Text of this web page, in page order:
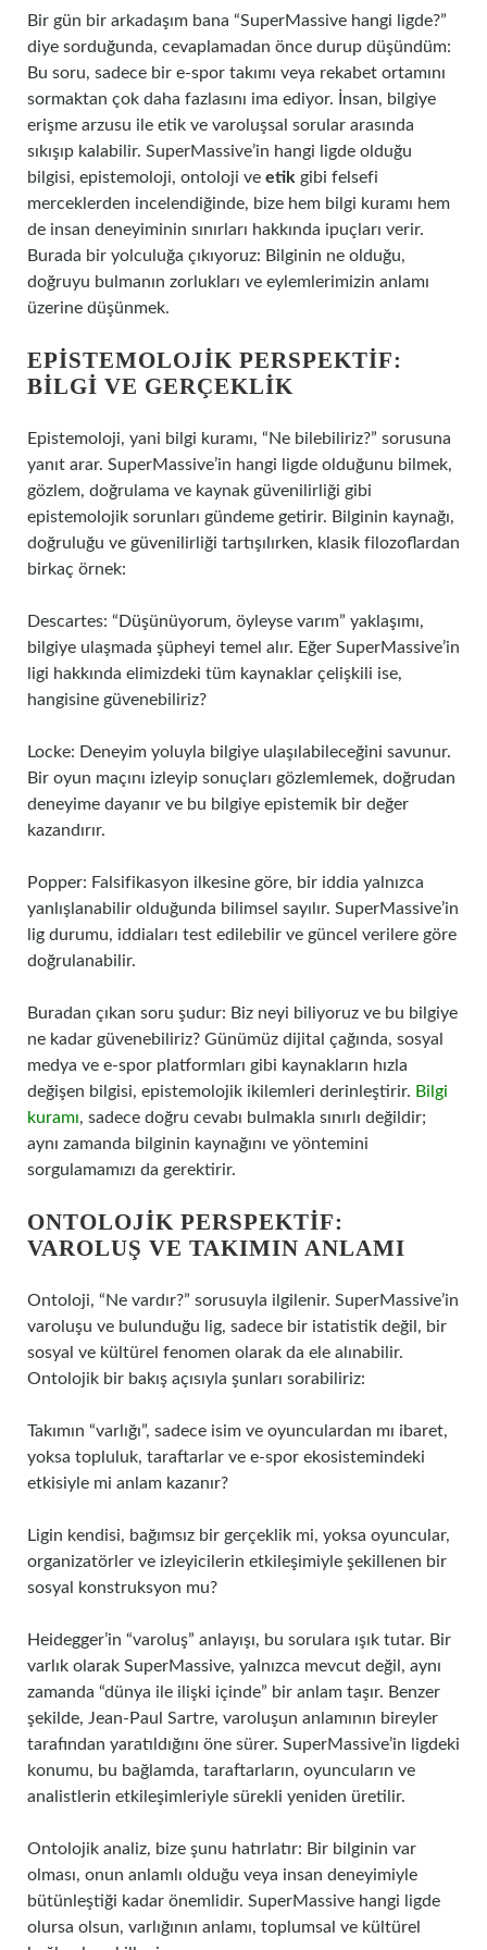
Bir gün bir arkadaşım bana “SuperMassive hangi ligde?”
diye sorduğunda, cevaplamadan önce durup düşündüm:
Bu soru, sadece bir e-spor takımı veya rekabet ortamını
sormaktan çok daha fazlasını ima ediyor. İnsan, bilgiye
erişme arzusu ile etik ve varoluşsal sorular arasında
sıkışıp kalabilir. SuperMassive’in hangi ligde olduğu
bilgisi, epistemoloji, ontoloji ve etik gibi felsefi
merceklerden incelendiğinde, bize hem bilgi kuramı hem
de insan deneyiminin sınırları hakkında ipuçları verir.
Burada bir yolculuğa çıkıyoruz: Bilginin ne olduğu,
doğruyu bulmanın zorlukları ve eylemlerimizin anlamı
üzerine düşünmek.
EPISTEMOLOJIK PERSPEKTIF:
BILGI VE GERÇEKLIK
Epistemoloji, yani bilgi kuramı, “Ne bilebiliriz?” sorusuna
yanıt arar. SuperMassive’in hangi ligde olduğunu bilmek,
gözlem, doğrulama ve kaynak güvenilirliği gibi
epistemolojik sorunları gündeme getirir. Bilginin kaynağı,
doğruluğu ve güvenilirliği tartışılırken, klasik filozoflardan
birkaç örnek:
Descartes: “Düşünüyorum, öyleyse varım” yaklaşımı,
bilgiye ulaşmada şüpheyi temel alır. Eğer SuperMassive’in
ligi hakkında elimizdeki tüm kaynaklar çelişkili ise,
hangisine güvenebiliriz?
Locke: Deneyim yoluyla bilgiye ulaşılabileceğini savunur.
Bir oyun maçını izleyip sonuçları gözlemlemek, doğrudan
deneyime dayanır ve bu bilgiye epistemik bir değer
kazandırır.
Popper: Falsifikasyon ilkesine göre, bir iddia yalnızca
yanlışlanabilir olduğunda bilimsel sayılır. SuperMassive’in
lig durumu, iddiaları test edilebilir ve güncel verilere göre
doğrulanabilir.
Buradan çıkan soru şudur: Biz neyi biliyoruz ve bu bilgiye
ne kadar güvenebiliriz? Günümüz dijital çağında, sosyal
medya ve e-spor platformları gibi kaynakların hızla
değişen bilgisi, epistemolojik ikilemleri derinleştirir. Bilgi
kuramı, sadece doğru cevabı bulmakla sınırlı değildir;
aynı zamanda bilginin kaynağını ve yöntemini
sorgulamamızı da gerektirir.
ONTOLOJIK PERSPEKTIF:
VAROLUŞ VE TAKIMIN ANLAMI
Ontoloji, “Ne vardır?” sorusuyla ilgilenir. SuperMassive’in
varoluşu ve bulunduğu lig, sadece bir istatistik değil, bir
sosyal ve kültürel fenomen olarak da ele alınabilir.
Ontolojik bir bakış açısıyla şunları sorabiliriz:
Takımın “varlığı”, sadece isim ve oyunculardan mı ibaret,
yoksa topluluk, taraftarlar ve e-spor ekosistemindeki
etkisiyle mi anlam kazanır?
Ligin kendisi, bağımsız bir gerçeklik mi, yoksa oyuncular,
organizatörler ve izleyicilerin etkileşimiyle şekillenen bir
sosyal konstruksyon mu?
Heidegger’in “varoluş” anlayışı, bu sorulara ışık tutar. Bir
varlık olarak SuperMassive, yalnızca mevcut değil, aynı
zamanda “dünya ile ilişki içinde” bir anlam taşır. Benzer
şekilde, Jean-Paul Sartre, varoluşun anlamının bireyler
tarafından yaratıldığını öne sürer. SuperMassive’in ligdeki
konumu, bu bağlamda, taraftarların, oyuncuların ve
analistlerin etkileşimleriyle sürekli yeniden üretilir.
Ontolojik analiz, bize şunu hatırlatır: Bir bilginin var
olması, onun anlamlı olduğu veya insan deneyimiyle
bütünleştiği kadar önemlidir. SuperMassive hangi ligde
olursa olsun, varlığının anlamı, toplumsal ve kültürel